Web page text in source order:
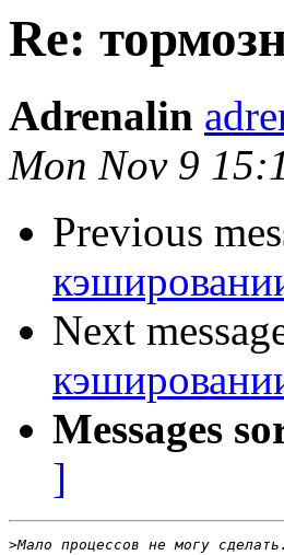
Re:
Adrenalin
Mon Nov 9
Previous
Next
Messages
]
>